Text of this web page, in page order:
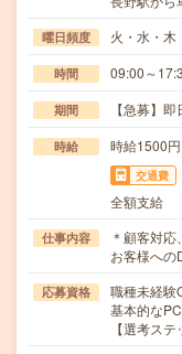
曜日頻度 火・水・
時間 09:00～
期間 【急募】
時給 時給1500
交通費
全額支給
仕事内容
＊顧客対応
お客様へ
応募資格
職種未経験
基本的な
【選考ス